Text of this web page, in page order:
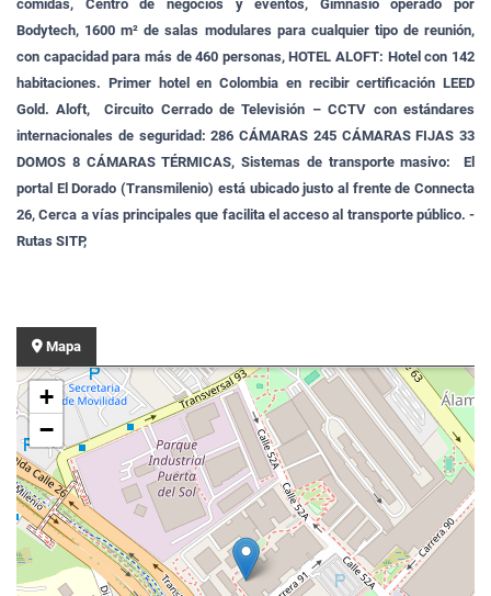
comidas, Centro de negocios y eventos, Gimnasio operado por
Bodytech, 1600 m² de salas modulares para cualquier tipo de reunión,
con capacidad para más de 460 personas, HOTEL ALOFT: Hotel con 142
habitaciones. Primer hotel en Colombia en recibir certificación LEED
Gold. Aloft, Circuito Cerrado de Televisión – CCTV con estándares
internacionales de seguridad: 286 CÁMARAS 245 CÁMARAS FIJAS 33
DOMOS 8 CÁMARAS TÉRMICAS,Sistemas de transporte masivo: El
portal El Dorado (Transmilenio) está ubicado justo al frente de Connecta
26, Cerca a vías principales que facilita el acceso al transporte público. -
Rutas SITP,
Mapa
+
−